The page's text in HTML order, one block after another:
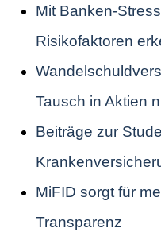
Mit Banken-
Risikofaktoren
Tausch in Aktien
Beiträge zur
MiFID sorgt für
Transparenz